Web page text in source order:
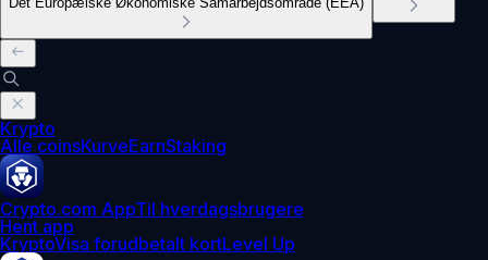
Krypto
Alle coinsKurveEarnStaking
Crypto.com AppTil hverdagsbrugere
Hent app
KryptoVisa forudbetalt kortLevel Up